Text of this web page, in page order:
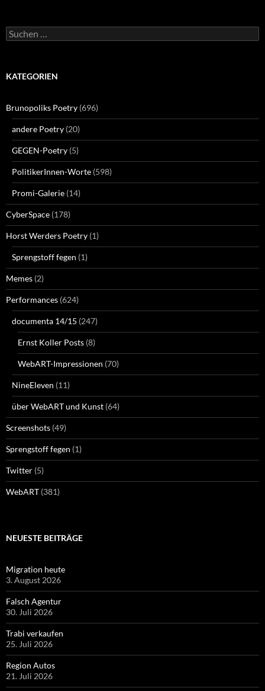
Suchen
nach:
KATEGORIEN
Brunopoliks Poetry (696)
andere Poetry (20)
GEGEN-Poetry (5)
PolitikerInnen-Worte (598)
Promi-Galerie (14)
CyberSpace (178)
Horst Werders Poetry (1)
Sprengstoff fegen (1)
Memes (2)
Performances (624)
documenta 14/15 (247)
Ernst Koller Posts (8)
WebART-Impressionen (70)
NineEleven (11)
über WebART und Kunst (64)
Screenshots (49)
Sprengstoff fegen (1)
Twitter (5)
WebART (381)
NEUESTE BEITRÄGE
Migration heute
3. August 2026
Falsch Agentur
30. Juli 2026
Trabi verkaufen
25. Juli 2026
Region Autos
21. Juli 2026